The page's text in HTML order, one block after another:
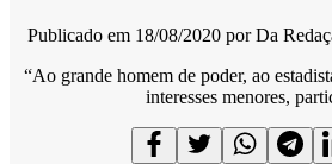
Publicado em 18/08/2020 porDa
“Ao grande homem de poder, ao
interesses menores,